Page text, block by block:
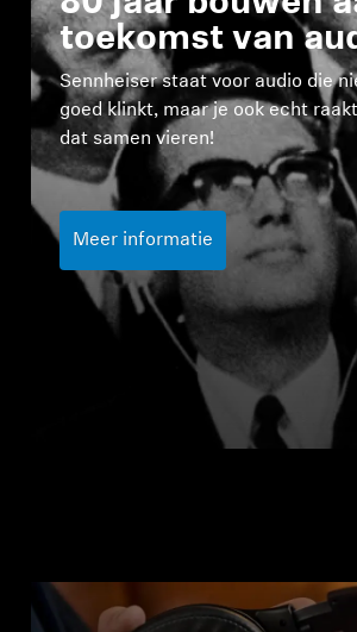
toekomst van
Sennheiser staat voor audio die
goed klinkt, maar je ook echt
dat samen vieren!
Meer informatie